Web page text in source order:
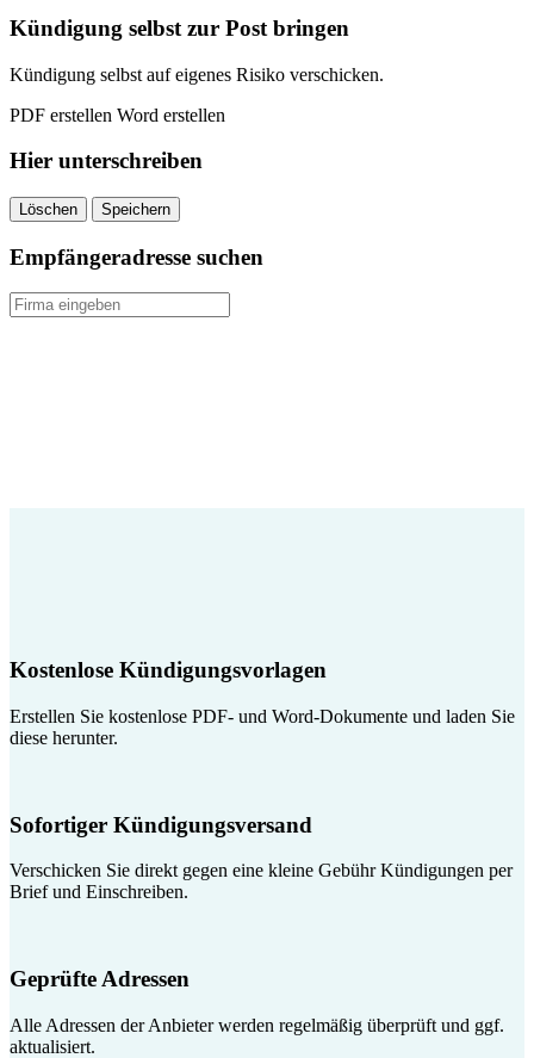
quantity
Kündigung selbst zur Post bringen
Kündigung selbst auf eigenes Risiko verschicken.
PDF erstellen Word erstellen
Hier unterschreiben
Löschen Speichern
Empfängeradresse suchen
Kostenlose Kündigungsvorlagen
Erstellen Sie kostenlose PDF- und Word-Dokumente und laden Sie
diese herunter.
Sofortiger Kündigungsversand
Verschicken Sie direkt gegen eine kleine Gebühr Kündigungen per
Brief und Einschreiben.
Geprüfte Adressen
Alle Adressen der Anbieter werden regelmäßig überprüft und ggf.
aktualisiert.